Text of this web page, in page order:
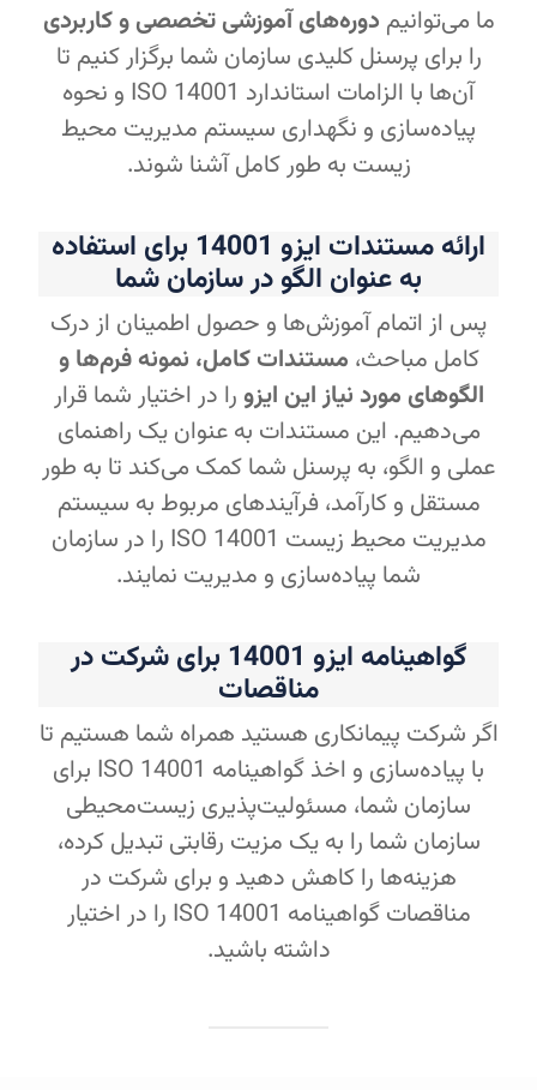
ما می‌توانیم دوره‌های آموزشی تخصصی و کاربردی
را برای پرسنل کلیدی سازمان شما برگزار کنیم تا
آن‌ها با الزامات استاندارد ISO 14001 و نحوه
پیاده‌سازی و نگهداری سیستم مدیریت محیط
زیست به طور کامل آشنا شوند.
ارائه مستندات ایزو 14001 برای استفاده
به عنوان الگو در سازمان شما
پس از اتمام آموزش‌ها و حصول اطمینان از درک
کامل مباحث، مستندات کامل، نمونه فرم‌ها و
الگوهای مورد نیاز این ایزو را در اختیار شما قرار
می‌دهیم. این مستندات به عنوان یک راهنمای
عملی و الگو، به پرسنل شما کمک می‌کند تا به طور
مستقل و کارآمد، فرآیندهای مربوط به سیستم
مدیریت محیط زیست ISO 14001 را در سازمان
شما پیاده‌سازی و مدیریت نمایند.
گواهینامه ایزو 14001 برای شرکت در
مناقصات
اگر شرکت پیمانکاری هستید همراه شما هستیم تا
با پیاده‌سازی و اخذ گواهینامه ISO 14001 برای
سازمان شما، مسئولیت‌پذیری زیست‌محیطی
سازمان شما را به یک مزیت رقابتی تبدیل کرده،
هزینه‌ها را کاهش دهید و برای شرکت در
مناقصات گواهینامه ISO 14001 را در اختیار
داشته باشید.